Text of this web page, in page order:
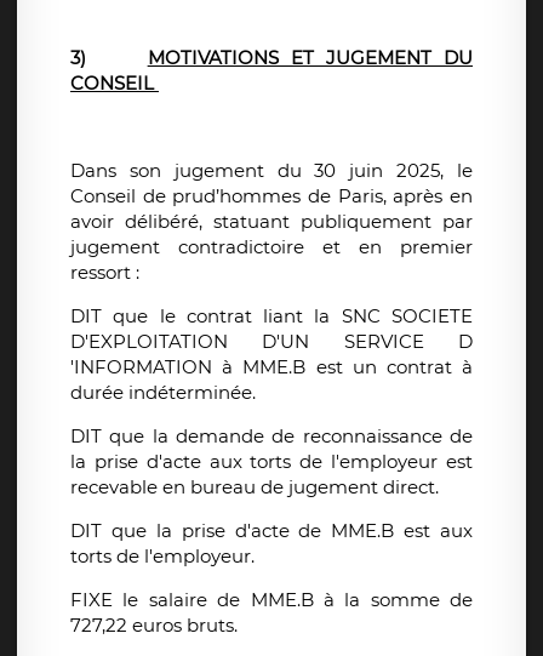
3)
MOTIVATIONS ET JUGEMENT DU
CONSEIL
Dans son jugement du 30 juin 2025, le
Conseil de prud’hommes de Paris, après en
avoir délibéré, statuant publiquement par
jugement contradictoire et en premier
ressort :
DIT que le contrat liant la SNC SOCIETE
D'EXPLOITATION D'UN SERVICE D
'INFORMATION à MME.B est un contrat à
durée indéterminée.
DIT que la demande de reconnaissance de
la prise d'acte aux torts de l'employeur est
recevable en bureau de jugement direct.
DIT que la prise d'acte de MME.B est aux
torts de l'employeur.
FIXE le salaire de MME.B à la somme de
727,22 euros bruts.